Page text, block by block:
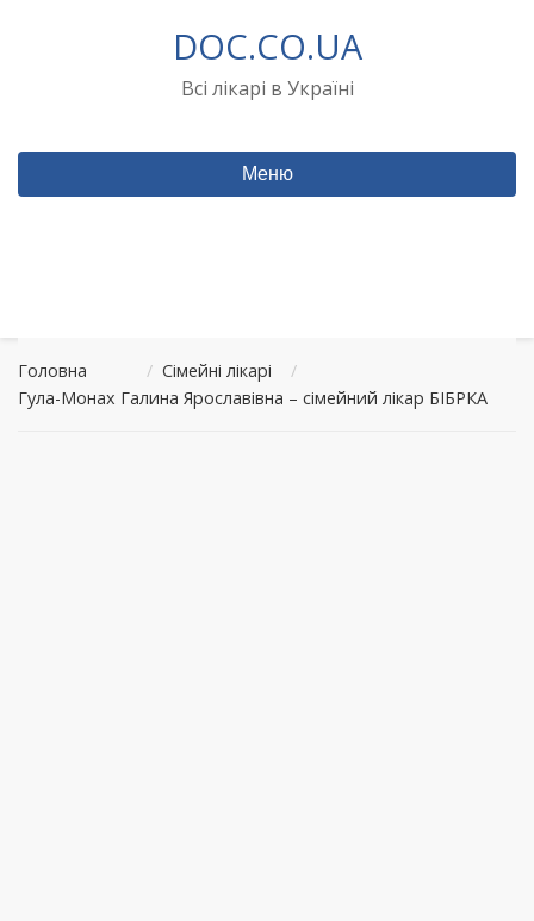
DOC.CO.UA
Всі лікарі в Україні
Меню
Головна / Сімейні лікарі
/
Гула-Монах Галина Ярославівна – сімейний лікар БІБРКА